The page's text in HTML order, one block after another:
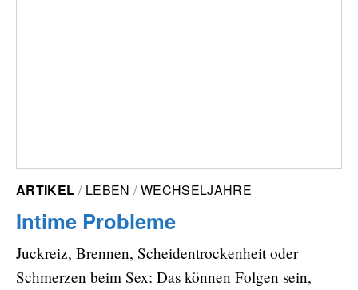
ARTIKEL LEBEN WECHSELJAHRE
Intime Probleme
Juckreiz, Brennen, Scheidentrockenheit oder
Schmerzen beim Sex: Das können Folgen sein,